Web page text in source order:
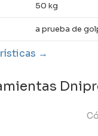
50 kg
a prueba de